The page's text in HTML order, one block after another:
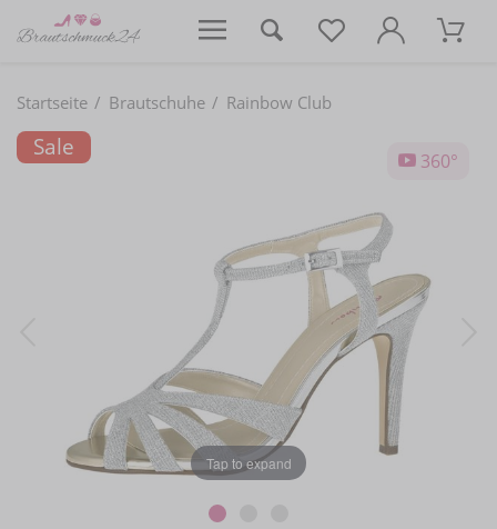
Startseite Brautschuhe Rainbow Club
360°
Sale
Tap to expand